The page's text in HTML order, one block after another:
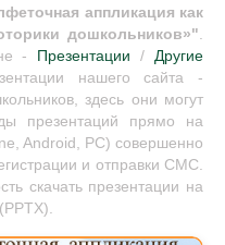
аппликация как
дошкольников»".
-
Презентации /Другие
нашего сайта -
здесь они могут
презентаций прямо на
Android, PC) совершенно
и отправки СМС.
скачать презентации на